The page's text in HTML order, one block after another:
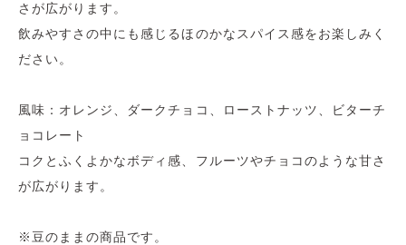
さが広がります。
飲みやすさの中にも感じるほのかなスパイス感をお楽しみく
ださい。
風味：オレンジ、ダークチョコ、ローストナッツ、ビターチ
ョコレート
コクとふくよかなボディ感、フルーツやチョコのような甘さ
が広がります。
※豆のままの商品です。